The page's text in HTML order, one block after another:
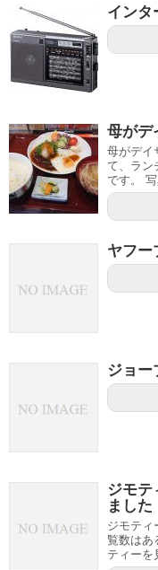
インタ
母がデ
母がデイ
て、ラン
です。
ヤフー
ジョー
ジモテ
ました
ジモティ
覧数はあ
ティーを